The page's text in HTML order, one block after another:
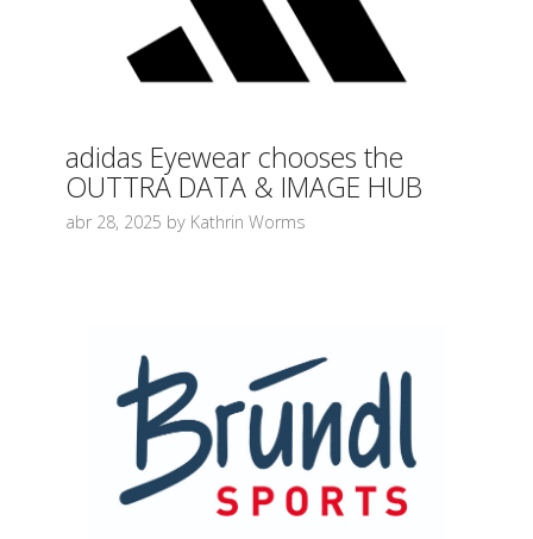
adidas Eyewear chooses the
OUTTRA DATA & IMAGE HUB
abr 28, 2025 by Kathrin Worms